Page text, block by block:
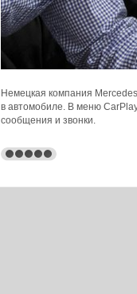
Немецкая компания
в автомобиле. В меню
сообщения и звонки.